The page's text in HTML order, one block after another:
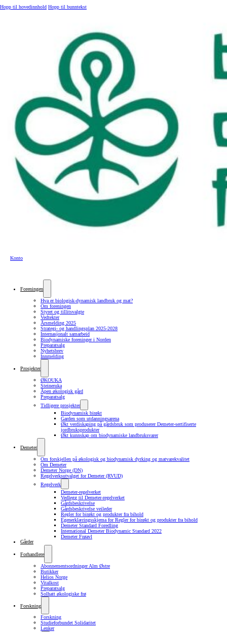
Hopp til hovedinnhold Hopp til bunntekst
Konto
Foreningen
Hva er biologisk-dynamisk landbruk og mat?
Om foreningen
Styret og tillitsvalgte
Vedtekter
Årsmelding 2025
Strategi- og handlingsplan 2025-2028
Internasjonalt samarbeid
Biodynamiske foreninger i Norden
Preparatsalg
Nyhetsbrev
Innmelding
Prosjekter
ØKOUKA
Steineruka
Åpen økologisk gård
Preparatsalg
Tidligere prosjekter
Biodynamisk birøkt
Garden som utdanningsarena
Økt verdiskaping på gårdsbruk som produserer Demeter-sertifiserte
jordbruksprodukter
Økt kunnskap om biodynamiske landbruksvarer
Demeter
Om forskjellen på økologisk og biodynamisk dyrking og matvarekvalitet
Om Demeter
Demeter Norge (DN)
Regelverksutvalget for Demeter (RVUD)
Regelverk
Demeter-regelverket
Vedlegg til Demeter-regelverket
Gårdsbeskrivelse
Gårdsbeskrivelse veileder
Regler for birøkt og produkter fra bihold
Egenerklæringsskjema for Regler for birøkt og produkter fra bihold
Demeter Standard Foredling
International Demeter Biodynamic Standard 2022
Demeter Frøavl
Gårder
Forhandlere
Abonnementsordninger Alm Østre
Butikker
Helios Norge
Vitalkost
Preparatsalg
Solhatt økologiske frø
Forskning
Forskning
Studieforbundet Solidaritet
Lenker